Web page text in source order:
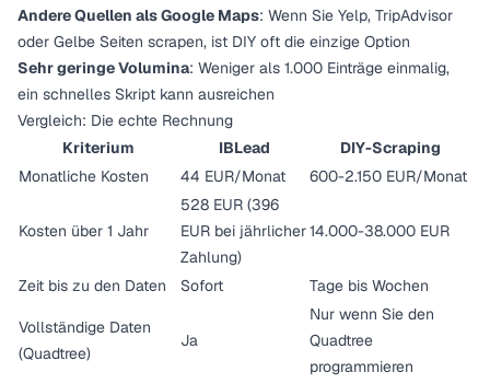
Andere Quellen als Google Maps: Wenn Sie Yelp, TripAdvisor
oder Gelbe Seiten scrapen, ist DIY oft die einzige Option
Sehr geringe Volumina: Weniger als 1.000 Einträge einmalig,
ein schnelles Skript kann ausreichen
Vergleich: Die echte Rechnung
Kriterium
IBLead
DIY-Scraping
Monatliche Kosten
44 EUR/Monat 600-2.150 EUR/Monat
Kosten über 1 Jahr
528 EUR (396
EUR bei jährlicher
Zahlung)
14.000-38.000 EUR
Zeit bis zu den Daten Sofort Tage bis Wochen
Vollständige Daten
(Quadtree)
Ja
Nur wenn Sie den
Quadtree
programmieren